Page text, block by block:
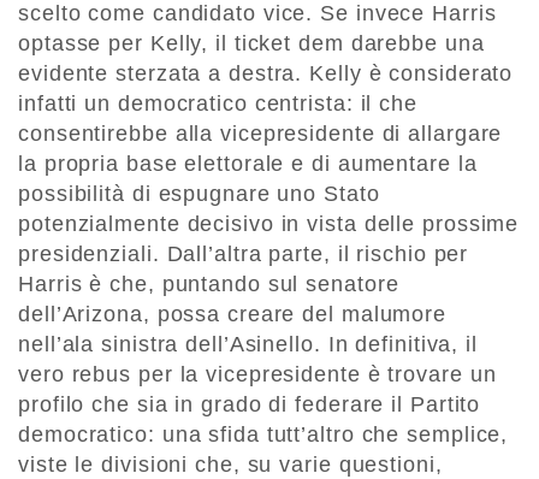
scelto come candidato vice. Se invece Harris
optasse per Kelly, il ticket dem darebbe una
evidente sterzata a destra. Kelly è considerato
infatti un democratico centrista: il che
consentirebbe alla vicepresidente di allargare
la propria base elettorale e di aumentare la
possibilità di espugnare uno Stato
potenzialmente decisivo in vista delle prossime
presidenziali. Dall’altra parte, il rischio per
Harris è che, puntando sul senatore
dell’Arizona, possa creare del malumore
nell’ala sinistra dell’Asinello. In definitiva, il
vero rebus per la vicepresidente è trovare un
profilo che sia in grado di federare il Partito
democratico: una sfida tutt’altro che semplice,
viste le divisioni che, su varie questioni,